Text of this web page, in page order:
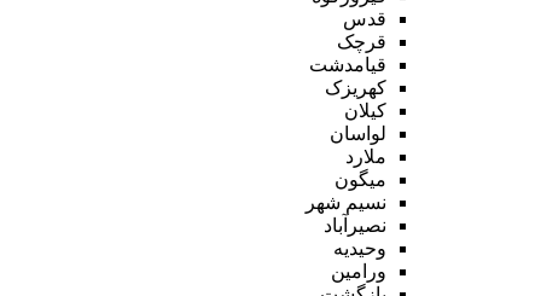
قدس
قرچک
قیامدشت
کهریزک
کیلان
لواسان
ملارد
میگون
نسیم شهر
نصیرآباد
وحیدیه
ورامین